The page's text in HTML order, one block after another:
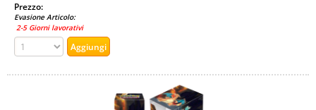
Prezzo:
Evasione Articolo:
2-5 Giorni lavorativi